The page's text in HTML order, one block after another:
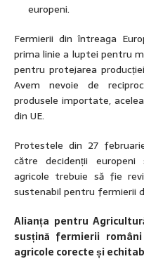
europeni.
Fermierii din întreaga
prima linie a luptei pentru
pentru protejarea
Avem nevoie de
produsele importate,
din UE.
Protestele din 27
către decidenții
agricole trebuie să fie
sustenabil pentru fermierii
Alianța pentru
susțină fermierii
agricole corecte și